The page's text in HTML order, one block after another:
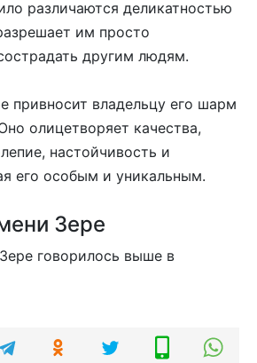
различаются деликатностью
им просто
другим людям.
привносит владельцу его шарм
олицетворяет качества,
настойчивость и
его особым и уникальным.
Зере
говорилось выше в